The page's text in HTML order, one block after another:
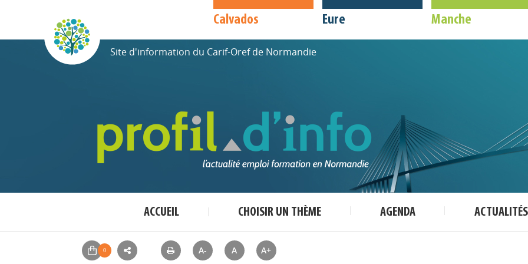
Calvados Eure Manche
Site d'information du Carif-Oref de Normandie
ACCUEIL CHOISIR UN THÈME AGENDA ACTUALITÉS
A- A A+